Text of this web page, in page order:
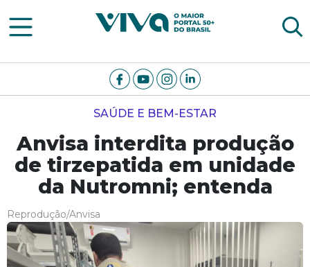
Viva Notícias
SAÚDE E BEM-ESTAR
Anvisa interdita produção
de tirzepatida em unidade
da Nutromni; entenda
Reprodução/Anvisa